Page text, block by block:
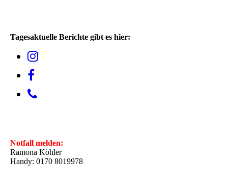
Tagesaktuelle Berichte gibt es hier:
Notfall melden:
Ramona Köhler
Handy: 0170 8019978